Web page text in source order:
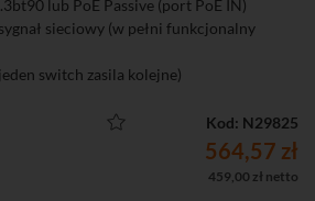
lub PoE Passive (port PoE IN)
sieciowy (w pełni funkcjonalny
switch zasila kolejne)
przy zasilaniu z UTP
Kod: N29825
564,57 zł
459,00 zł netto